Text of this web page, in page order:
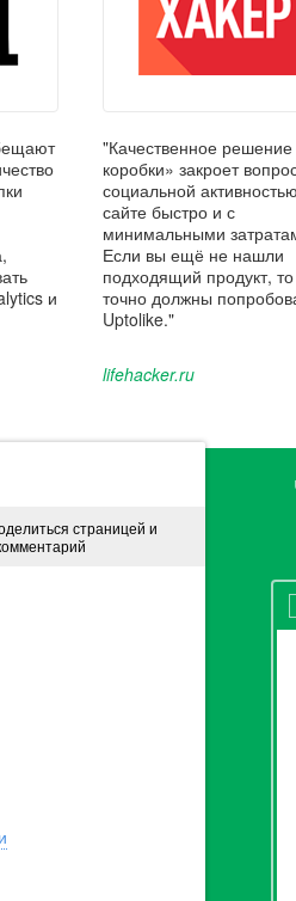
и
"Качественное решение
коробки» закроет
социальной
сайте быстро и с
минимальными
Если вы ещё не нашли
подходящий продукт,
точно должны
Uptolike."
lifehacker.ru
страницей и